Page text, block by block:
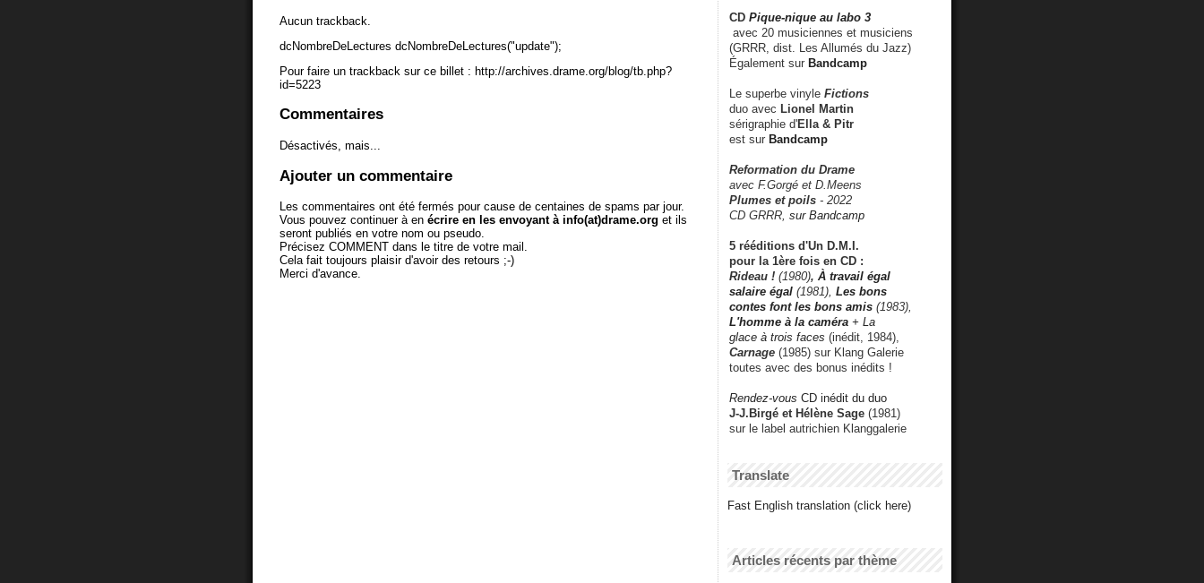
Aucun trackback.
dcNombreDeLectures dcNombreDeLectures("update");
Pour faire un trackback sur ce billet : http://archives.drame.org/blog/tb.php?
id=5223
Commentaires
Désactivés, mais...
Ajouter un commentaire
Les commentaires ont été fermés pour cause de centaines de spams par jour.
Vous pouvez continuer à en écrire en les envoyant à info(at)drame.org et ils
seront publiés en votre nom ou pseudo.
Précisez COMMENT dans le titre de votre mail.
Cela fait toujours plaisir d'avoir des retours ;-)
Merci d'avance.
CD Pique-nique au labo 3
avec 20 musiciennes et musiciens
(GRRR, dist. Les Allumés du Jazz)
Également sur Bandcamp
Le superbe vinyle Fictions
duo avec Lionel Martin
sérigraphie d'Ella & Pitr
est sur Bandcamp
Reformation du Drame
avec F.Gorgé et D.Meens
Plumes et poils - 2022
CD GRRR, sur Bandcamp
5 rééditions d'Un D.M.I.
pour la 1ère fois en CD :
Rideau ! (1980), À travail égal
salaire égal (1981), Les bons
contes font les bons amis (1983),
L'homme à la caméra + La
glace à trois faces (inédit, 1984),
Carnage (1985) sur Klang Galerie
toutes avec des bonus inédits !
Rendez-vous CD inédit du duo
J-J.Birgé et Hélène Sage (1981)
sur le label autrichien Klanggalerie
Translate
Fast English translation (click here)
Articles récents par thème